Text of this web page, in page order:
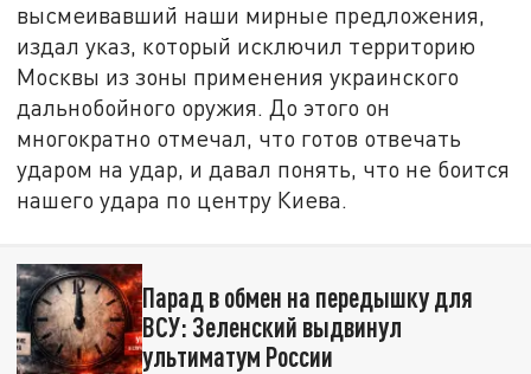
высмеивавший наши мирные предложения,
издал указ, который исключил территорию
Москвы из зоны применения украинского
дальнобойного оружия. До этого он
многократно отмечал, что готов отвечать
ударом на удар, и давал понять, что не боится
нашего удара по центру Киева.
Парад в обмен на передышку для
ВСУ: Зеленский выдвинул
ультиматум России